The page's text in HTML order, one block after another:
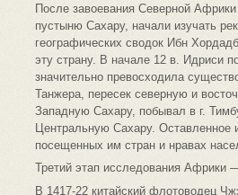
После завоевания Северной
пустыню Сахару, начали изучать
географических сводок Ибн
эту страну. В начале 12 в. Идриси
значительно превосходила
Танжера, пересек северную и
Западную Сахару, побывал в г.
Центральную Сахару. Оставленное
посещенных им стран и нравах
Третий этап исследования Африки
В 1417-22 китайский флотоводец